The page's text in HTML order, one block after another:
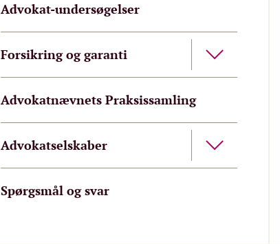
Advokat-undersøgelser
Forsikring og garanti
Advokatnævnets Praksissamling
Advokatselskaber
Spørgsmål og svar